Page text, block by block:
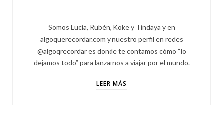
Somos Lucía, Rubén, Koke y Tindaya y en
algoquerecordar.com y nuestro perfil en redes
@algoqrecordar es donde te contamos cómo “lo
dejamos todo” para lanzarnos a viajar por el mundo.
LEER MÁS